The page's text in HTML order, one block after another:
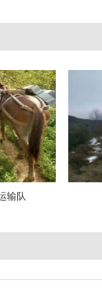
输队